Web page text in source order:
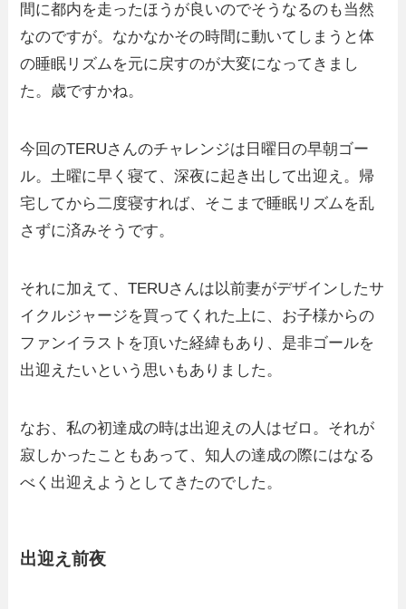
間に都内を走ったほうが良いのでそうなるのも当然
なのですが。なかなかその時間に動いてしまうと体
の睡眠リズムを元に戻すのが大変になってきまし
た。歳ですかね。
今回のTERUさんのチャレンジは日曜日の早朝ゴー
ル。土曜に早く寝て、深夜に起き出して出迎え。帰
宅してから二度寝すれば、そこまで睡眠リズムを乱
さずに済みそうです。
それに加えて、TERUさんは以前妻がデザインしたサ
イクルジャージを買ってくれた上に、お子様からの
ファンイラストを頂いた経緯もあり、是非ゴールを
出迎えたいという思いもありました。
なお、私の初達成の時は出迎えの人はゼロ。それが
寂しかったこともあって、知人の達成の際にはなる
べく出迎えようとしてきたのでした。
出迎え前夜